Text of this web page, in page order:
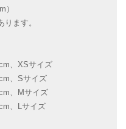
）
ます。
、XSサイズ
、Sサイズ
、Mサイズ
、Lサイズ